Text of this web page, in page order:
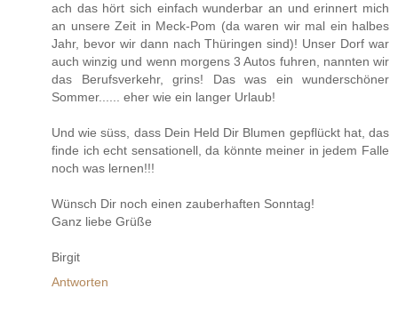
ach das hört sich einfach wunderbar an und erinnert mich
an unsere Zeit in Meck-Pom (da waren wir mal ein halbes
Jahr, bevor wir dann nach Thüringen sind)! Unser Dorf war
auch winzig und wenn morgens 3 Autos fuhren, nannten wir
das Berufsverkehr, grins! Das was ein wunderschöner
Sommer...... eher wie ein langer Urlaub!
Und wie süss, dass Dein Held Dir Blumen gepflückt hat, das
finde ich echt sensationell, da könnte meiner in jedem Falle
noch was lernen!!!
Wünsch Dir noch einen zauberhaften Sonntag!
Ganz liebe Grüße
Birgit
Antworten